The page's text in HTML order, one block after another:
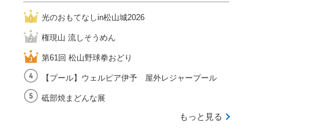
光のおもてなしin松山城2026
権現山 流しそうめん
第61回 松山野球拳おどり
【プール】ウェルピア伊予 屋外レジャープール
砥部焼まどんな展
もっと見る